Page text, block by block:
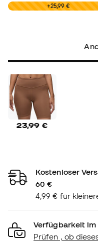
0,00 € +25,99 €
23,99 €
Kostenloser
60 €
4,99 € für
Verfügbarkeit im
Prüfen , ob